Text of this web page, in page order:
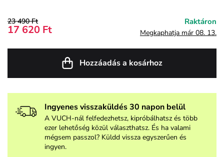
23 490 Ft
17 620 Ft
Raktáron
Megkaphatja már 08. 13.
Hozzáadás a kosárhoz
Ingyenes visszaküldés 30 napon belül
A VUCH-nál felfedezhetsz, kipróbálhatsz és több
ezer lehetőség közül választhatsz. És ha valami
mégsem passzol? Küldd vissza egyszerűen és
ingyen.